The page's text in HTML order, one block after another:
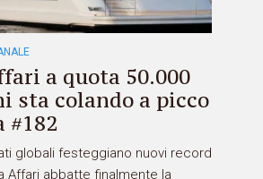
a quota 50.000
sta colando a picco
#182
globali festeggiano nuovi record
Affari abbatte finalmente la